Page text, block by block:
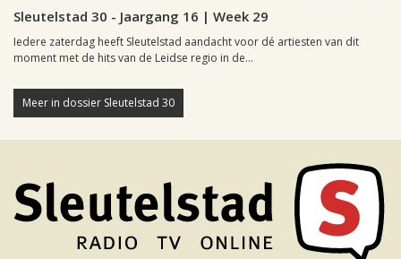
Sleutelstad 30 - Jaargang 16 | Week 29
Iedere zaterdag heeft Sleutelstad aandacht voor dé artiesten van dit
moment met de hits van de Leidse regio in de...
Meer in dossier Sleutelstad 30